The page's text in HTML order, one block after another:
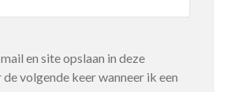
en site opslaan in deze
volgende keer wanneer ik een